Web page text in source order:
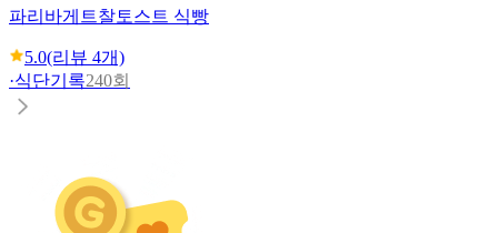
파리바게트찰토스트 식빵
5.0(리뷰 4개)
·식단기록240회